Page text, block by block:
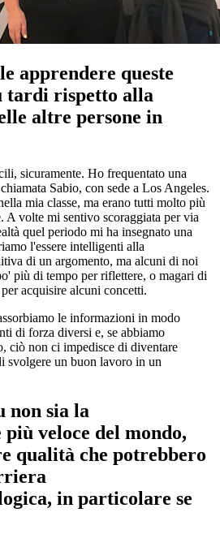
apprendere queste
tardi rispetto alla
altre persone in
sicuramente. Ho frequentato una
Sabio, con sede a Los Angeles.
mia classe, ma erano tutti molto più
A volte mi sentivo scoraggiata per via
quel periodo mi ha insegnato una
l'essere intelligenti alla
di un argomento, ma alcuni di noi
più di tempo per riflettere, o magari di
acquisire alcuni concetti.
le informazioni in modo
di forza diversi e, se abbiamo
ciò non ci impedisce di diventare
svolgere un buon lavoro in un
non sia la
veloce del mondo,
qualità che potrebbero
in particolare se